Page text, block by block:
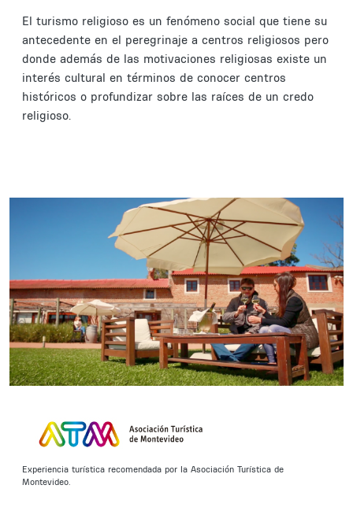
El turismo religioso es un fenómeno social que tiene su
antecedente en el peregrinaje a centros religiosos pero
donde además de las motivaciones religiosas existe un
interés cultural en términos de conocer centros
históricos o profundizar sobre las raíces de un credo
religioso.
Experiencia turística recomendada por la Asociación Turística de
Montevideo.